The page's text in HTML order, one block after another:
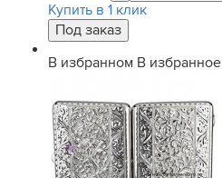
Купить в 1 клик
В избранном В избранное